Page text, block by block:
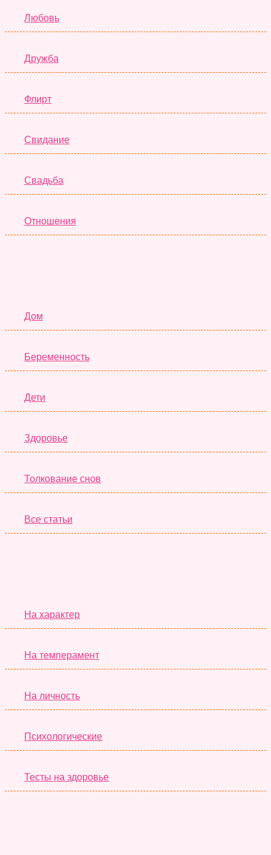
Любовь
Дружба
Флирт
Свидание
Свадьба
Отношения
Дом
Беременность
Дети
Здоровье
Толкование снов
Все статьи
На характер
На темперамент
На личность
Психологические
Тесты на здоровье